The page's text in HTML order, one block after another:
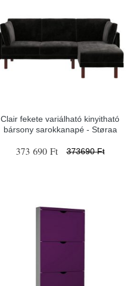
Clair fekete variálható kinyitható
bársony sarokkanapé - Støraa
373 690 Ft 373690 Ft